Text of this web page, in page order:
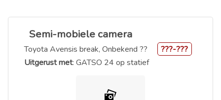
Semi-mobiele camera
Toyota Avensis break, Onbekend ??
???-???
Uitgerust met: GATSO 24 op statief